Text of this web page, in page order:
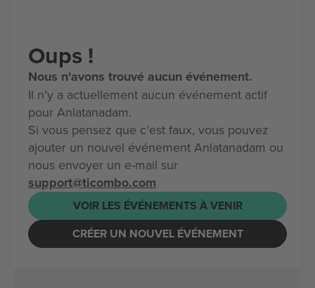
Oups !
Nous n'avons trouvé aucun événement.
Il n’y a actuellement aucun événement actif
pour Anlatanadam.
Si vous pensez que c’est faux, vous pouvez
ajouter un nouvel événement Anlatanadam ou
nous envoyer un e-mail sur
support@ticombo.com
VOIR LES ÉVÉNEMENTS À VENIR
CRÉER UN NOUVEL ÉVÉNEMENT